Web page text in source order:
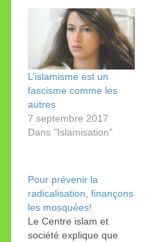
L’islamisme est un
fascisme comme les
autres
7 septembre 2017
Dans "Islamisation"
Pour prévenir la
radicalisation, finançons
les mosquées!
Le Centre islam et
société explique que